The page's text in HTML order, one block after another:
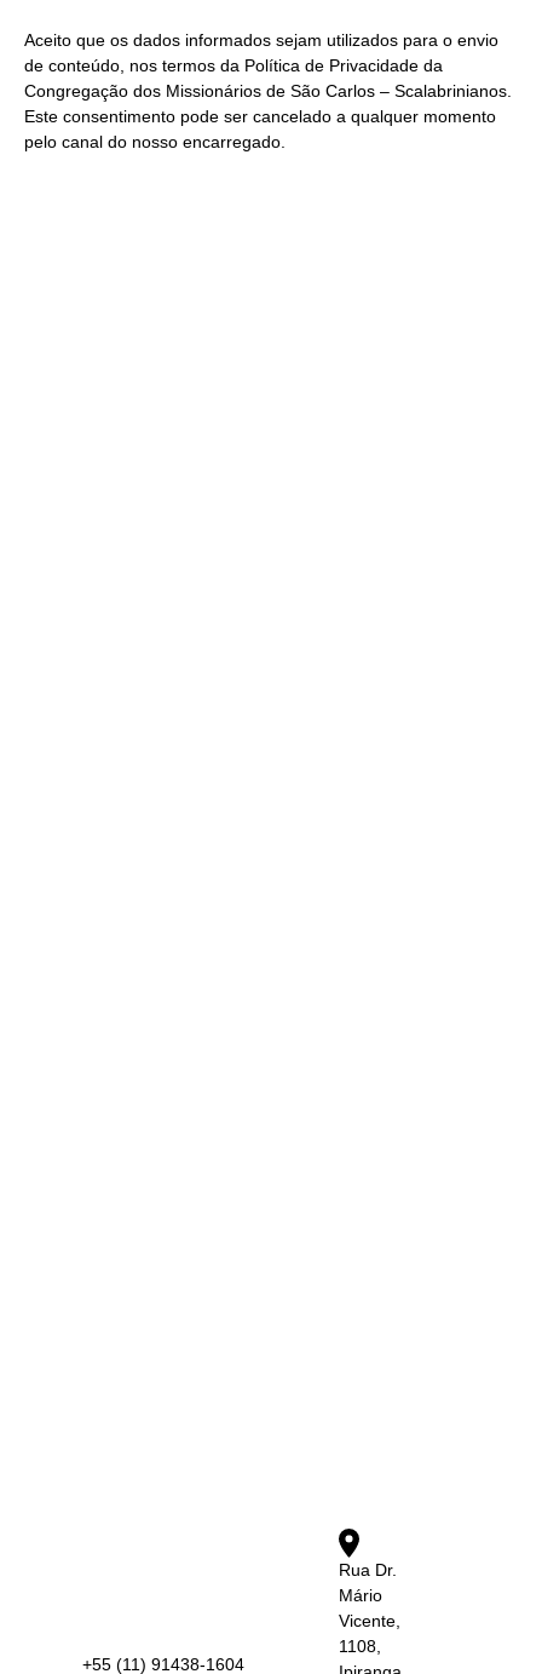
Aceito que os dados informados sejam utilizados para o envio
de conteúdo, nos termos da Política de Privacidade da
Congregação dos Missionários de São Carlos – Scalabrinianos.
Este consentimento pode ser cancelado a qualquer momento
pelo canal do nosso encarregado
+55 (11) 91438-1604
Rua Dr.
Mário
Vicente,
1108,